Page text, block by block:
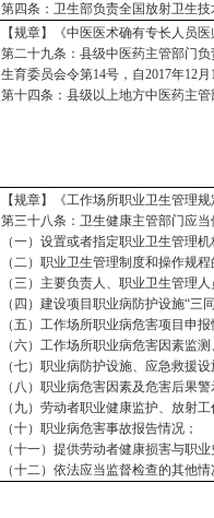
第四条：卫生部负责全国放射卫生
【规章】《中医医术确有专长人员
第二十九条：县级中医药主管部门
生育委员会令第14号，自2017年12月
第十四条：县级以上地方中医药主
【规章】《工作场所职业卫生管理规
第三十八条：卫生健康主管部门应
（一）设置或者指定职业卫生管理
（二）职业卫生管理制度和操作规
（三）主要负责人、职业卫生管理
（四）建设项目职业病防护设施“三
（五）工作场所职业病危害项目申报
（六）工作场所职业病危害因素监
（七）职业病防护设施、应急救援
（八）职业病危害因素及危害后果警
（九）劳动者职业健康监护、放射
（十）职业病危害事故报告情况；
（十一）提供劳动者健康损害与职
（十二）依法应当监督检查的其他情